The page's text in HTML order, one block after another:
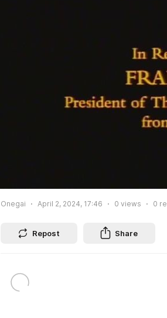
Onegai April 2, 2024, 17:46 0 views 0
Repost Share